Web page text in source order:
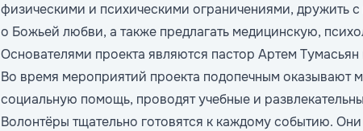
физическими и психическими ограничениями, дружить
о Божьей любви, а также предлагать медицинскую,
Основателями проекта являются пастор Артем
Во время мероприятий проекта подопечным оказывают
социальную помощь, проводят учебные и
Волонтёры тщательно готовятся к каждому событию.